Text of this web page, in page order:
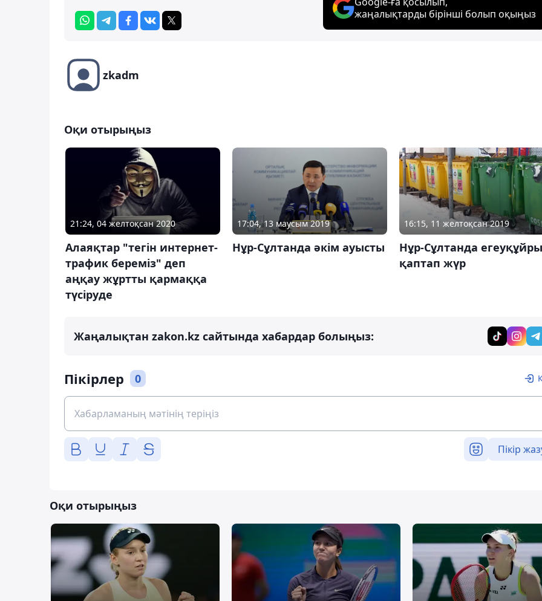
жаңалықтарды бірінші болып оқыңыз
zkadm
Оқи отырыңыз
21:24, 04 желтоқсан 2020
Алаяқтар "тегін интернет-
трафик береміз" деп
аңқау жұртты қармаққа
түсіруде
17:04, 13 маусым 2019
Нұр-Сұлтанда әкім ауысты
16:15, 11 желтоқсан 2019
Нұр-Сұлтанда
қаптап жүр
Жаңалықтан zakon.kz сайтында хабардар болыңыз:
Пікірлер 0
Пікір
Оқи отырыңыз